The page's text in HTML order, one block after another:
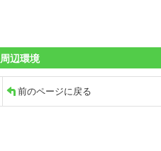
辺環境
前のページに戻る